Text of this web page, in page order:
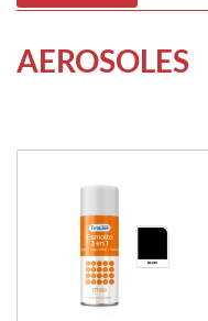
AEROSOLES